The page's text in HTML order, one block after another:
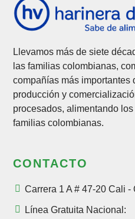
Llevamos más de siete
las familias colombianas,
compañías más importantes
producción y
procesados, alimentando
familias colombianas.
CONTACTO
Carrera 1 A # 47-20 Cali -
Línea Gratuita Nacional: